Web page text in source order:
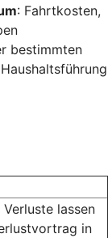
: Fahrtkosten,
bestimmten
lassen
in